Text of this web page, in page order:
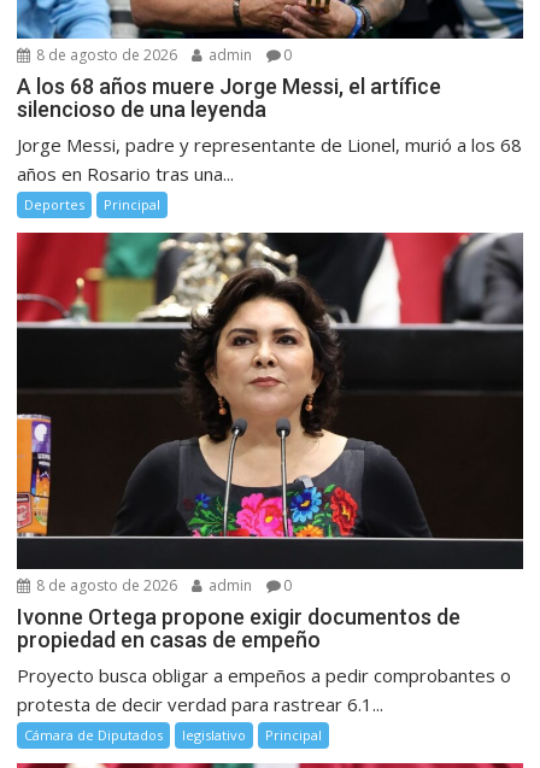
8 de agosto de 2026 admin 0
A los 68 años muere Jorge Messi, el artífice
silencioso de una leyenda
Jorge Messi, padre y representante de Lionel, murió a los 68
años en Rosario tras una...
Deportes Principal
8 de agosto de 2026 admin 0
Ivonne Ortega propone exigir documentos de
propiedad en casas de empeño
Proyecto busca obligar a empeños a pedir comprobantes o
protesta de decir verdad para rastrear 6.1...
Cámara de Diputados legislativo Principal